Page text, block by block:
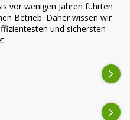
vor wenigen Jahren führten
Betrieb. Daher wissen wir
und sichersten